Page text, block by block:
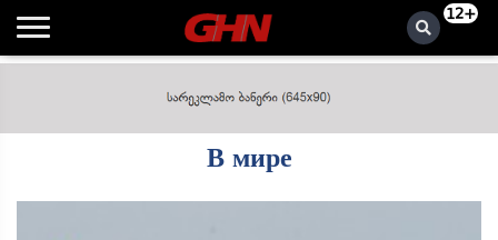
12+
В мире